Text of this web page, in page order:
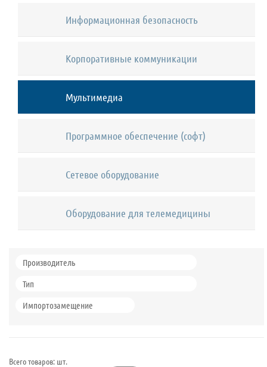
Информационная безопасность
Корпоративные коммуникации
Мультимедиа
Программное обеспечение (софт)
Сетевое оборудование
Оборудование для телемедицины
Производитель
Тип
Импортозамещение
Всего товаров: шт.